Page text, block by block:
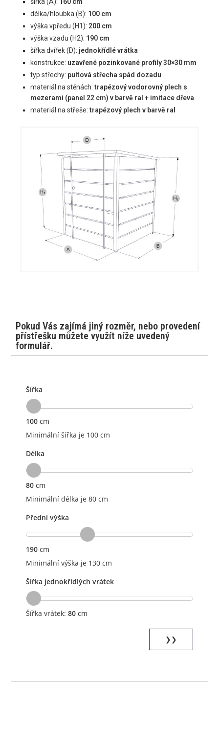
šířka (A): 160 cm
délka/hloubka (B): 100 cm
výška vpředu (H1): 200 cm
výška vzadu (H2): 190 cm
šířka dvířek (D): jednokřídlé vrátka
konstrukce: uzavřené pozinkované profily 30×30 mm
typ střechy: pultová střecha spád dozadu
materiál na stěnách:trapézový vodorovný plech s
mezerami (panel 22 cm) v barvě ral + imitace dřeva
materiál na střeše:trapézový plech v barvě ral
Pokud Vás zajímá jiný rozměr, nebo provedení
přístřešku můžete využít níže uvedený
formulář.
Šířka
100 cm
Minimální šířka je 100 cm
Délka
80 cm
Minimální délka je 80 cm
Přední výška
190 cm
Minimální výška je 130 cm
Šířka jednokřídlých vrátek
Šířka vrátek:80 cm
❯❯